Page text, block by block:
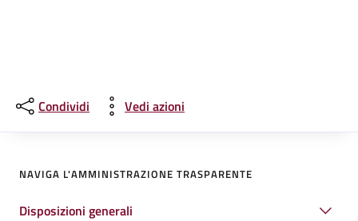
Condividi Vedi azioni
NAVIGA L'AMMINISTRAZIONE TRASPARENTE
Disposizioni generali